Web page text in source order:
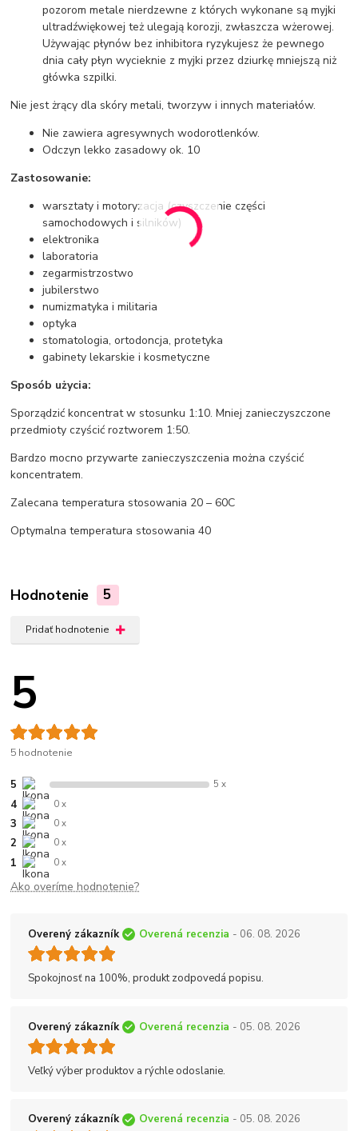
pozorom metale nierdzewne z których wykonane są myjki
ultradźwiękowej też ulegają korozji, zwłaszcza wżerowej.
Używając płynów bez inhibitora ryzykujesz że pewnego
dnia cały płyn wycieknie z myjki przez dziurkę mniejszą niż
główka szpilki.
Nie jest żrący dla skóry metali, tworzyw i innych materiałów.
Nie zawiera agresywnych wodorotlenków.
Odczyn lekko zasadowy ok. 10
Zastosowanie:
warsztaty i motoryzacja (czyszczenie części
samochodowych i silników)
elektronika
laboratoria
zegarmistrzostwo
jubilerstwo
numizmatyka i militaria
optyka
stomatologia, ortodoncja, protetyka
gabinety lekarskie i kosmetyczne
Sposób użycia:
Sporządzić koncentrat w stosunku 1:10. Mniej zanieczyszczone
przedmioty czyścić roztworem 1:50.
Bardzo mocno przywarte zanieczyszczenia można czyścić
koncentratem.
Zalecana temperatura stosowania 20 – 60C
Optymalna temperatura stosowania 40
Hodnotenie 5
Pridať hodnotenie
5
5 hodnotenie
5 5 x
4 0 x
3 0 x
2 0 x
1 0 x
Ako overíme hodnotenie?
Overený zákazník Overená recenzia - 06. 08. 2026
Spokojnosť na 100%, produkt zodpovedá popisu.
Overený zákazník Overená recenzia - 05. 08. 2026
Veľký výber produktov a rýchle odoslanie.
Overený zákazník Overená recenzia - 05. 08. 2026